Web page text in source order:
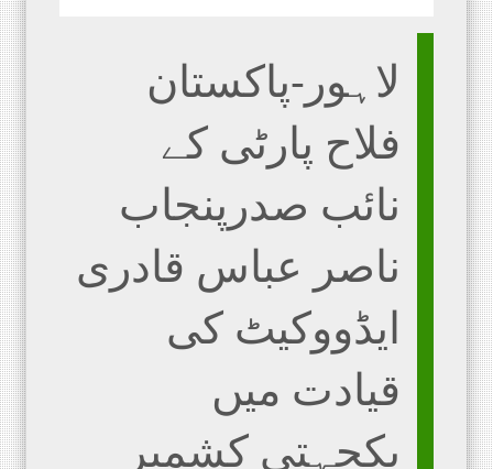
لاہور-پاکستان
فلاح پارٹی کے
نائب صدرپنجاب
ناصر عباس قادری
ایڈووکیٹ کی
قیادت میں
یکجہتی کشمیر